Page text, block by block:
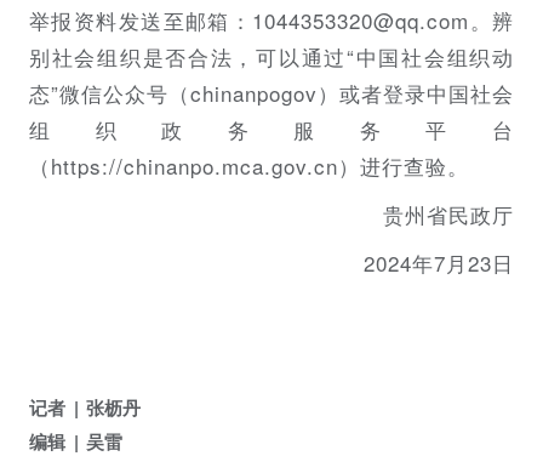
举报资料发送至邮箱：1044353320@qq.com。辨
别社会组织是否合法，可以通过“中国社会组织动
态”微信公众号（chinanpogov）或者登录中国社会
组织政务服务平台
（https://chinanpo.mca.gov.cn）进行查验。
贵州省民政厅
2024年7月23日
记者
张枥丹
编辑
吴雷